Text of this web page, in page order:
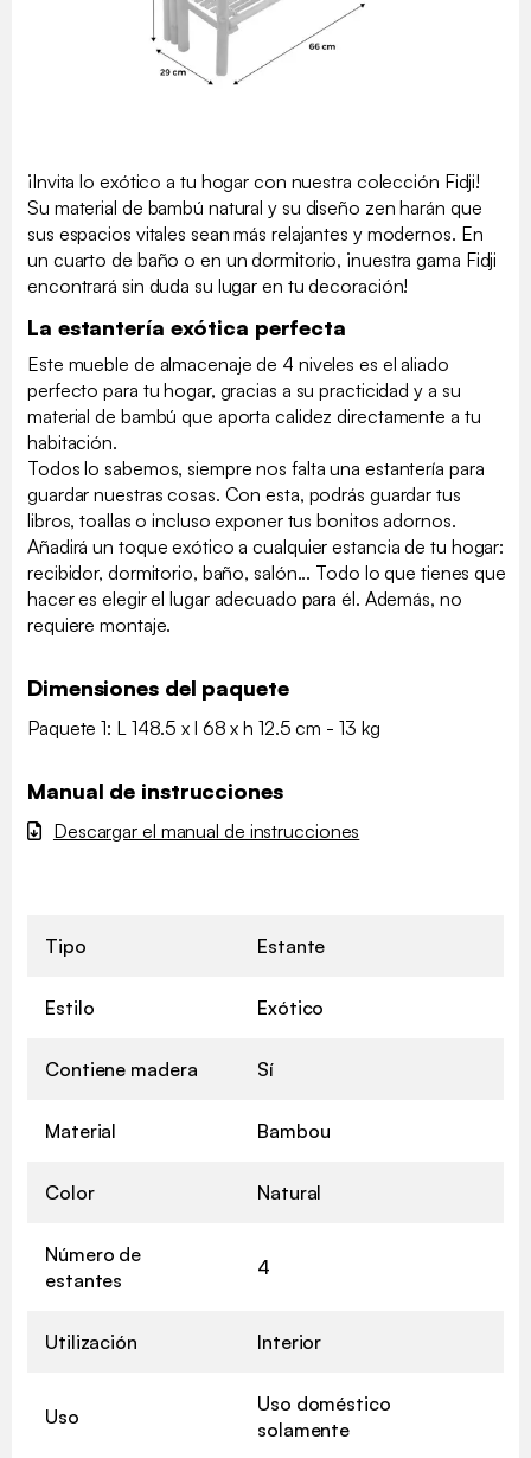
¡Invita lo exótico a tu hogar con nuestra colección Fidji!
Su material de bambú natural y su diseño zen harán que
sus espacios vitales sean más relajantes y modernos. En
un cuarto de baño o en un dormitorio, ¡nuestra gama Fidji
encontrará sin duda su lugar en tu decoración!
La estantería exótica perfecta
Este mueble de almacenaje de 4 niveles es el aliado
perfecto para tu hogar, gracias a su practicidad y a su
material de bambú que aporta calidez directamente a tu
habitación.
Todos lo sabemos, siempre nos falta una estantería para
guardar nuestras cosas. Con esta, podrás guardar tus
libros, toallas o incluso exponer tus bonitos adornos.
Añadirá un toque exótico a cualquier estancia de tu hogar:
recibidor, dormitorio, baño, salón... Todo lo que tienes que
hacer es elegir el lugar adecuado para él. Además, no
requiere montaje.
Dimensiones del paquete
Paquete 1: L 148.5 x l 68 x h 12.5 cm - 13 kg
Manual de instrucciones
Descargar el manual de instrucciones
Tipo Estante
Estilo Exótico
Contiene madera Sí
Material Bambou
Color Natural
Número de
estantes
4
Utilización Interior
Uso
Uso doméstico
solamente